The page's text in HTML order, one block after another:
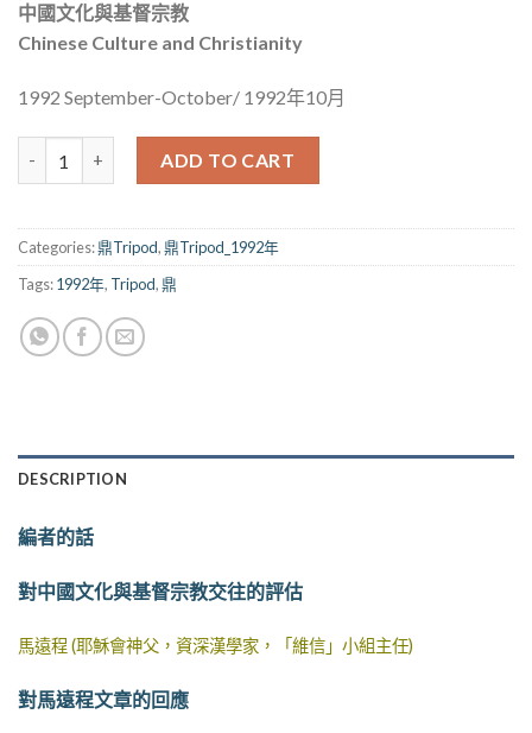
中國文化與基督宗教
Chinese Culture and Christianity
1992 September-October/ 1992年10月
ADD TO CART
Categories:鼎Tripod,鼎Tripod_1992年
Tags:1992年, Tripod,鼎
DESCRIPTION
編者的話
對中國文化與基督宗教交往的評估
馬遠程 (耶穌會神父，資深漢學家，「維信」小組主任)
對馬遠程文章的回應